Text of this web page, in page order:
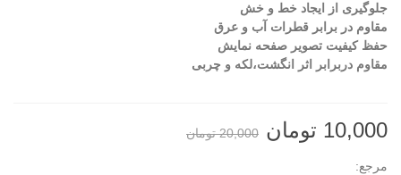
جلوگیری از ایجاد خط و خش
مقاوم در برابر قطرات آب و عرق
حفظ کیفیت تصویر صفحه نمایش
مقاوم دربرابر اثر انگشت،لکه و چربی
10,000 تومان 20,000 تومان
مرجع: